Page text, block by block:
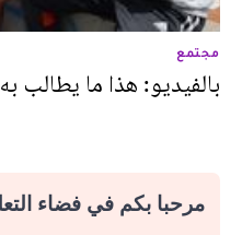
مجتمع
بالفيديو: هذا ما يطالب
مرحبا بكم في فضاء